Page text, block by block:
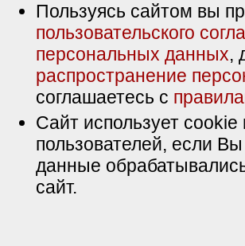
Пользуясь сайтом вы
пользовательского
персональных данных,
распространение
соглашаетесь с
Сайт использует
пользователей, если
данные
сайт.